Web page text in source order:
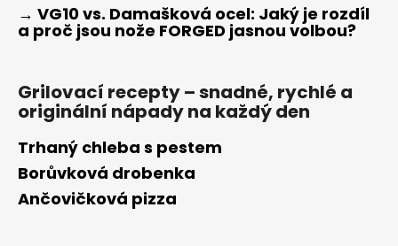
→ VG10 vs. Damašková ocel: Jaký je rozdíl
a proč jsou nože FORGED jasnou volbou?
Grilovací recepty – snadné, rychlé a
originální nápady na každý den
Trhaný chleba s pestem
Borůvková drobenka
Ančovičková pizza